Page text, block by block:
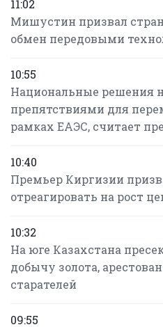
11:02
Мишустин призвал
обмен передовыми
10:55
Национальные решения
препятствиями для
рамках ЕАЭС, считает
10:40
Премьер Киргизии
отреагировать на рост
10:32
На юге Казахстана
добычу золота,
старателей
09:55